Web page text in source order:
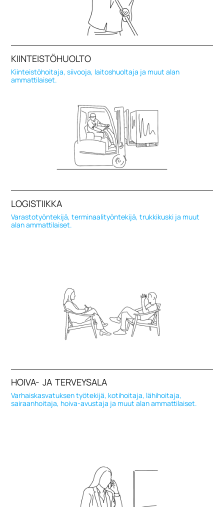
KIINTEISTÖHUOLTO
Kiinteistöhoitaja, siivooja, laitoshuoltaja ja muut alan
ammattilaiset.
LOGISTIIKKA
Varastotyöntekijä, terminaalityöntekijä, trukkikuski ja muut
alan ammattilaiset.
HOIVA- JA TERVEYSALA
Varhaiskasvatuksen työtekijä, kotihoitaja, lähihoitaja,
sairaanhoitaja, hoiva-avustaja ja muut alan ammattilaiset.